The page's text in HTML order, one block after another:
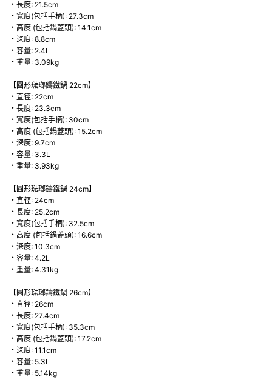
・長度: 21.5cm
・寬度(包括手柄): 27.3cm
・高度 (包括鍋蓋頭): 14.1cm
・深度: 8.8cm
・容量: 2.4L
・重量: 3.09kg
【圓形琺瑯鑄鐵鍋 22cm】
・直徑: 22cm
・長度: 23.3cm
・寬度(包括手柄): 30cm
・高度 (包括鍋蓋頭): 15.2cm
・深度: 9.7cm
・容量: 3.3L
・重量: 3.93kg
【圓形琺瑯鑄鐵鍋 24cm】
・直徑: 24cm
・長度: 25.2cm
・寬度(包括手柄): 32.5cm
・高度 (包括鍋蓋頭): 16.6cm
・深度: 10.3cm
・容量: 4.2L
・重量: 4.31kg
【圓形琺瑯鑄鐵鍋 26cm】
・直徑: 26cm
・長度: 27.4cm
・寬度(包括手柄): 35.3cm
・高度 (包括鍋蓋頭): 17.2cm
・深度: 11.1cm
・容量: 5.3L
・重量: 5.14kg